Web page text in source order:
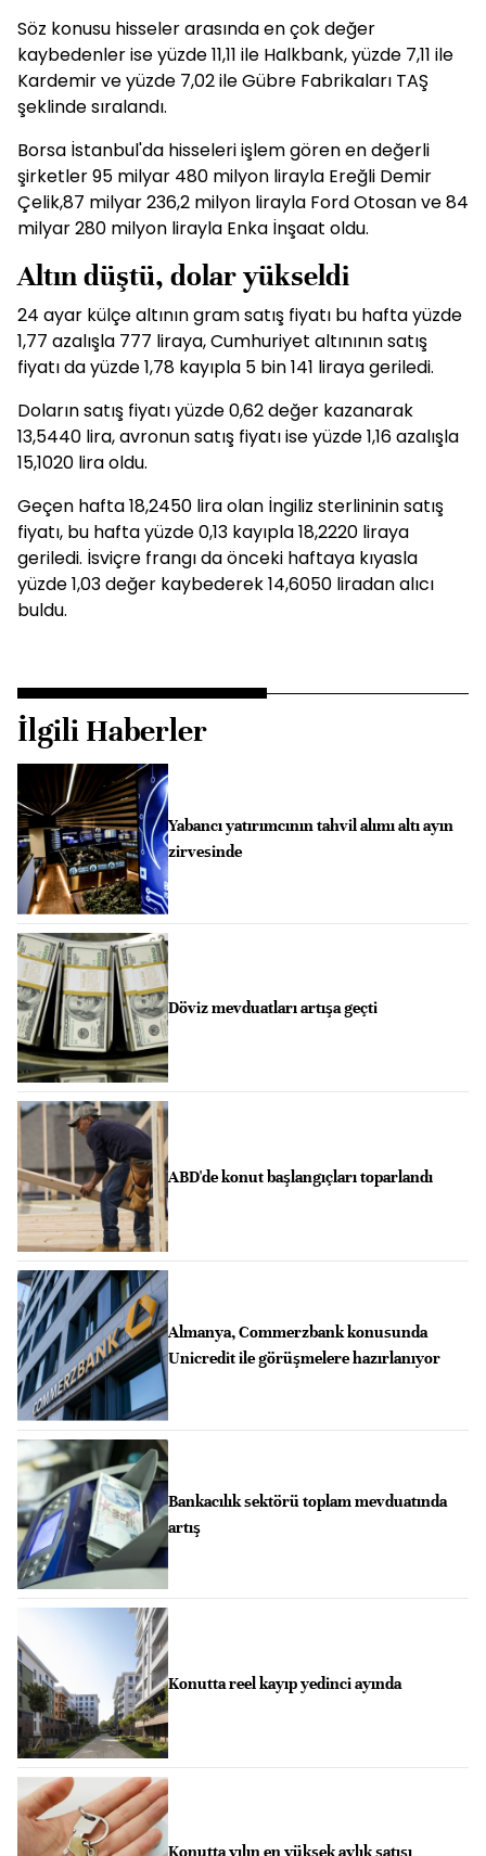
Söz konusu hisseler arasında en çok değer
kaybedenler ise yüzde 11,11 ile Halkbank, yüzde 7,11 ile
Kardemir ve yüzde 7,02 ile Gübre Fabrikaları TAŞ
şeklinde sıralandı.
Borsa İstanbul'da hisseleri işlem gören en değerli
şirketler 95 milyar 480 milyon lirayla Ereğli Demir
Çelik,87 milyar 236,2 milyon lirayla Ford Otosan ve 84
milyar 280 milyon lirayla Enka İnşaat oldu.
Altın düştü, dolar yükseldi
24 ayar külçe altının gram satış fiyatı bu hafta yüzde
1,77 azalışla 777 liraya, Cumhuriyet altınının satış
fiyatı da yüzde 1,78 kayıpla 5 bin 141 liraya geriledi.
Doların satış fiyatı yüzde 0,62 değer kazanarak
13,5440 lira, avronun satış fiyatı ise yüzde 1,16 azalışla
15,1020 lira oldu.
Geçen hafta 18,2450 lira olan İngiliz sterlininin satış
fiyatı, bu hafta yüzde 0,13 kayıpla 18,2220 liraya
geriledi. İsviçre frangı da önceki haftaya kıyasla
yüzde 1,03 değer kaybederek 14,6050 liradan alıcı
buldu.
İlgili Haberler
Yabancı yatırımcının tahvil alımı altı ayın
zirvesinde
Döviz mevduatları artışa geçti
ABD'de konut başlangıçları toparlandı
Almanya, Commerzbank konusunda
Unicredit ile görüşmelere hazırlanıyor
Bankacılık sektörü toplam mevduatında
artış
Konutta reel kayıp yedinci ayında
Konutta yılın en yüksek aylık satışı